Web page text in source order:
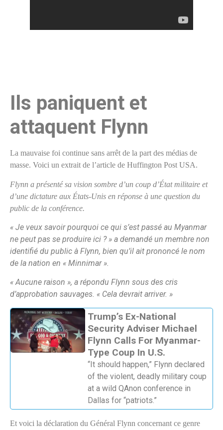
Ils paniquent et
attaquent Flynn
La mauvaise foi continue sans arrêt de la part des médias de
masse. Voici un extrait de l’article de Huffington Post USA.
Flynn a présenté sa vision sombre d’un coup d’État militaire et
d’une dictature aux États-Unis en réponse à une question du
public de la conférence.
« Je veux savoir pourquoi ce qui s’est passé au Myanmar
ne peut pas se produire ici ? » a demandé un membre non
identifié du public à Flynn, bien qu’il ait prononcé le nom
de la nation en « Minnimar ».
« Aucune raison », a répondu Flynn sous des cris
d’approbation sauvages. « Cela devrait arriver. »
Trump’s Ex-National
Security Adviser Michael
Flynn Calls For Myanmar-
Type Coup In U.S.
“It should happen,” Flynn declared
of the violent, deadly military coup
at a wild QAnon conference in
Dallas for “patriots.”
Et voici la déclaration du Général Flynn concernant ce genre